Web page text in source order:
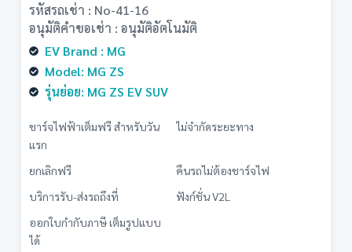
รหัสรถเช่า : No-41-16
อนุมัติคำขอเช่า : อนุมัติอัตโนมัติ
EV Brand : MG
Model: MG ZS
รุ่นย่อย: MG ZS EV SUV
ชาร์จไฟฟ้าเต็มฟรี สำหรับวัน
แรก
ไม่จำกัดระยะทาง
ยกเลิกฟรี
คืนรถไม่ต้องชาร์จไฟ
บริการรับ-ส่งรถถึงที่
ฟังก์ชั่น V2L
ออกใบกำกับภาษี เต็มรูปแบบ
ได้